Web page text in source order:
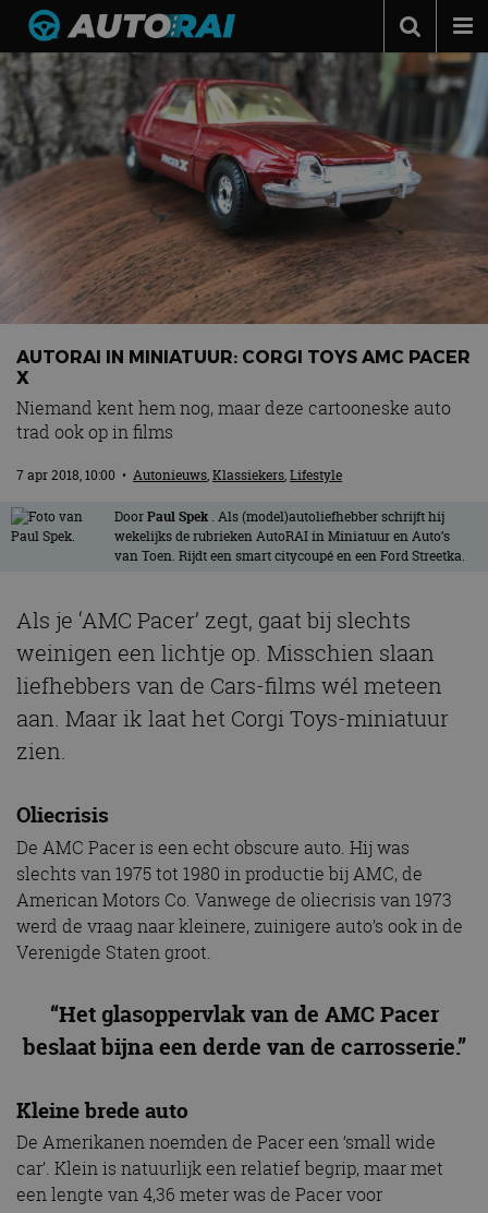
Autonieuws
Podcast
Autotests
Automerken
Adverteren
Contact
MotorRAI.nl
AUTORAI IN MINIATUUR: CORGI TOYS AMC PACER
X
Niemand kent hem nog, maar deze cartooneske auto
trad ook op in films
7 apr 2018, 10:00 • Autonieuws,Klassiekers,Lifestyle
DoorPaul Spek . Als (model)autoliefhebber schrijft hij
wekelijks de rubrieken AutoRAI in Miniatuur en Auto’s
van Toen. Rijdt een smart citycoupé en een Ford Streetka.
Als je ‘AMC Pacer’ zegt, gaat bij slechts
weinigen een lichtje op. Misschien slaan
liefhebbers van de Cars-films wél meteen
aan. Maar ik laat het Corgi Toys-miniatuur
zien.
Oliecrisis
De AMC Pacer is een echt obscure auto. Hij was
slechts van 1975 tot 1980 in productie bij AMC, de
American Motors Co. Vanwege de oliecrisis van 1973
werd de vraag naar kleinere, zuinigere auto’s ook in de
Verenigde Staten groot.
“Het glasoppervlak van de AMC Pacer
beslaat bijna een derde van de carrosserie.”
Kleine brede auto
De Amerikanen noemden de Pacer een ‘small wide
car’. Klein is natuurlijk een relatief begrip, maar met
een lengte van 4,36 meter was de Pacer voor